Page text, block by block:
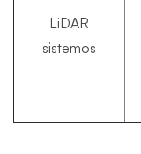
LiDAR
sistemos